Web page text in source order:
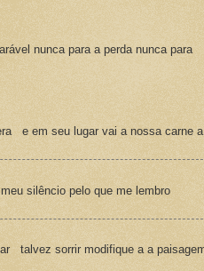
nunca para a perda nunca para
e em seu lugar vai a nossa carne a
silêncio pelo que me lembro
talvez sorrir modifique a a